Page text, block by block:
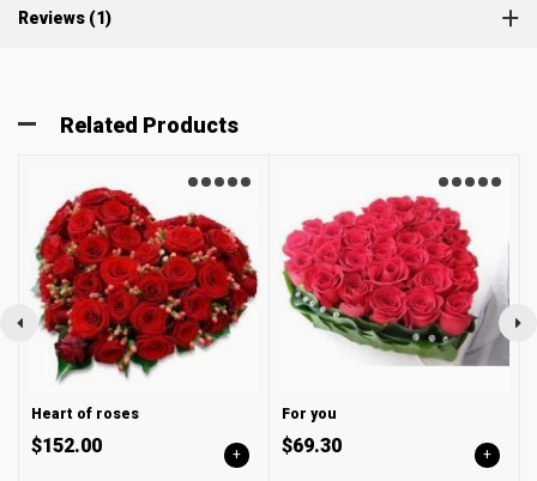
Reviews (1)
Related Products
Heart of roses
$152.00 +
For you
$69.30 +